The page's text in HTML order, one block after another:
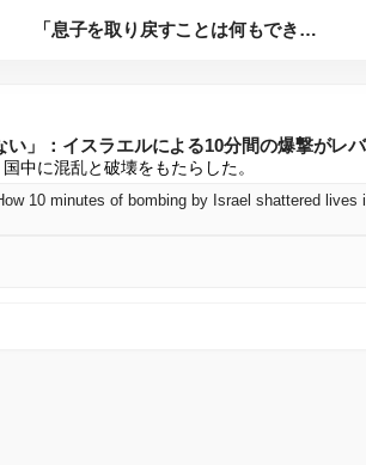
「息子を取り戻すことは何もできない」：イスラエルによる10分...
い」：イスラエルによる10分間の爆撃がレ
中に混乱と破壊をもたらした。
10 minutes of bombing by Israel shattered lives